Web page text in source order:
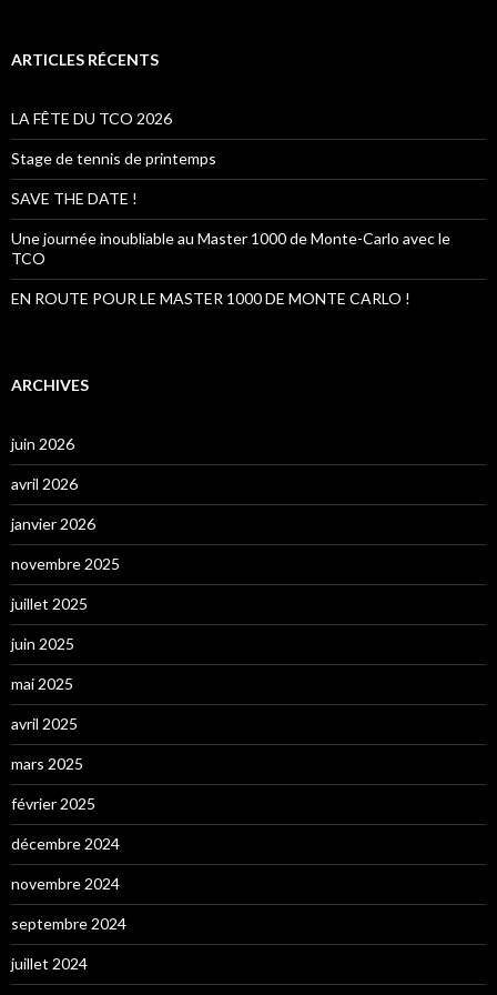
e
h
e
r
:
ARTICLES RÉCENTS
LA FÊTE DU TCO 2026
Stage de tennis de printemps
SAVE THE DATE !
Une journée inoubliable au Master 1000 de Monte-Carlo avec le
TCO
EN ROUTE POUR LE MASTER 1000 DE MONTE CARLO !
ARCHIVES
juin 2026
avril 2026
janvier 2026
novembre 2025
juillet 2025
juin 2025
mai 2025
avril 2025
mars 2025
février 2025
décembre 2024
novembre 2024
septembre 2024
juillet 2024